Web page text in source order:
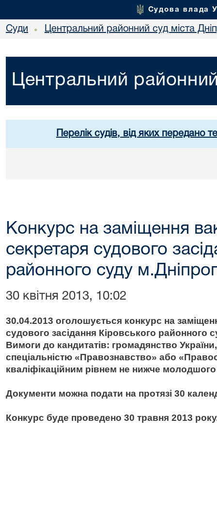
Судова влада
Суди • Центральний районний суд міста
Центральний
Перелік судів, від яких передано
Конкурс на заміщення
cекретаря судового
районного суду
30 квітня 2013, 10:02
30.04.2013 оголошується конкурс на
судового засідання Кіровського районного
Вимоги до кандитатів: громадянство
спеціальністю «Правознавство» або
кваліфікаційним рівнем не нижче молодшого
Документи можна подати на протязі 30
Конкурс буде проведено 30 травня 2013